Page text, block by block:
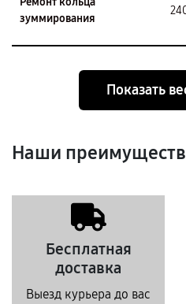
зуммирования
Показать
Наши
Бесплатная
доставка
Выезд курьера до вас